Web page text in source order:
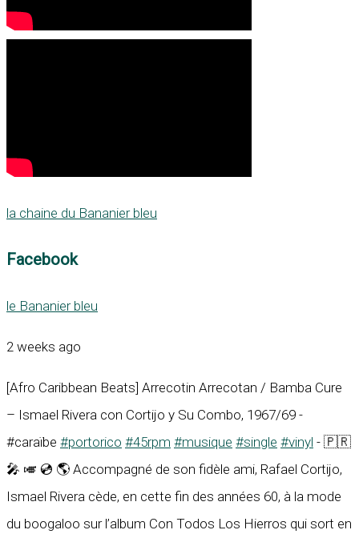
la chaine du Bananier bleu
Facebook
le Bananier bleu
2 weeks ago
[Afro Caribbean Beats] Arrecotin Arrecotan / Bamba Cure
– Ismael Rivera con Cortijo y Su Combo, 1967/69 -
#caraïbe #portorico #45rpm #musique #single #vinyl - 🇵🇷
🎤 🎺 💿 🌎 Accompagné de son fidèle ami, Rafael Cortijo,
Ismael Rivera cède, en cette fin des années 60, à la mode
du boogaloo sur l’album Con Todos Los Hierros qui sort en